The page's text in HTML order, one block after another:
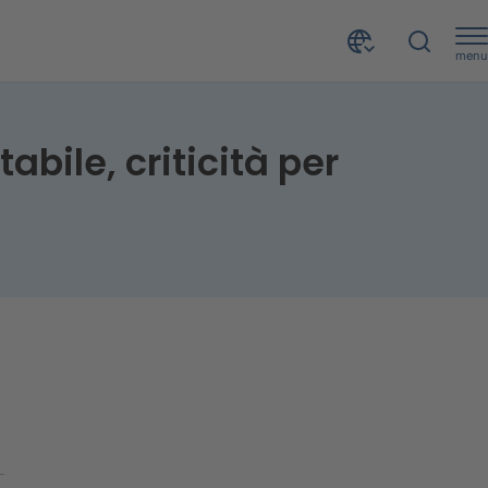
menu
criticità per